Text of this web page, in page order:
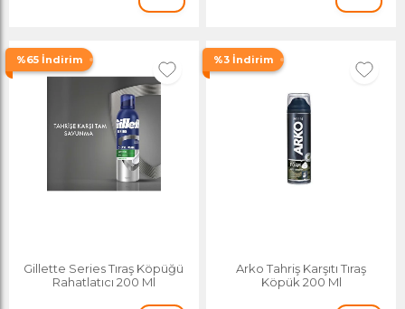
%65 İndirim
Gillette Series Tıraş Köpüğü
Rahatlatıcı 200 Ml
%3 İndirim
Arko Tahriş Karşıtı Tıraş
Köpük 200 Ml